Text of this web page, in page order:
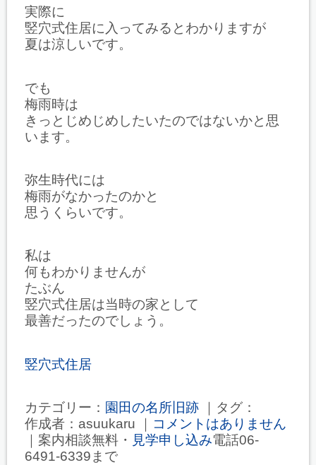
実際に
竪穴式住居に入ってみるとわかりますが
夏は涼しいです。
でも
梅雨時は
きっとじめじめしたいたのではないかと思
います。
弥生時代には
梅雨がなかったのかと
思うくらいです。
私は
何もわかりませんが
たぶん
竪穴式住居は当時の家として
最善だったのでしょう。
竪穴式住居
カテゴリー： 園田の名所旧跡 ｜タグ：
作成者：asuukaru ｜
コメントはありません
｜案内相談無料・ 見学申し込み電話06-
6491-6339まで